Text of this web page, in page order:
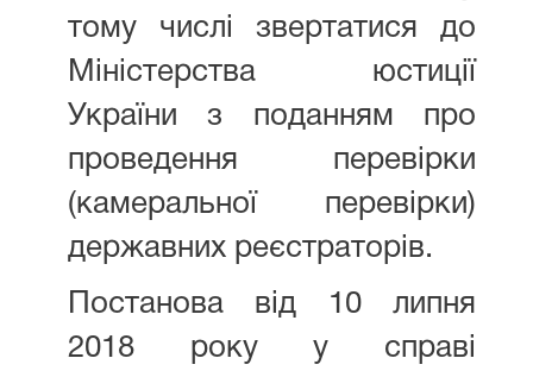
тому числі звертатися до
Міністерства юстиції
України з поданням про
проведення перевірки
(камеральної перевірки)
державних реєстраторів.
Постанова від 10 липня
2018 року у справі